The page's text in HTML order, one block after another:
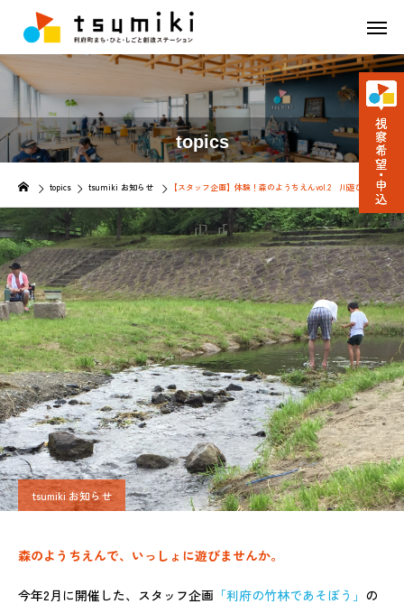
topics
topics tsumiki お知らせ 【スタッフ企画】体験！森のようちえんvol.2 川遊び編＠榎川
tsumiki お知らせ
森のようちえんで、いっしょに遊びませんか。
今年2月に開催した、スタッフ企画 「利府の竹林であそぼう」 の